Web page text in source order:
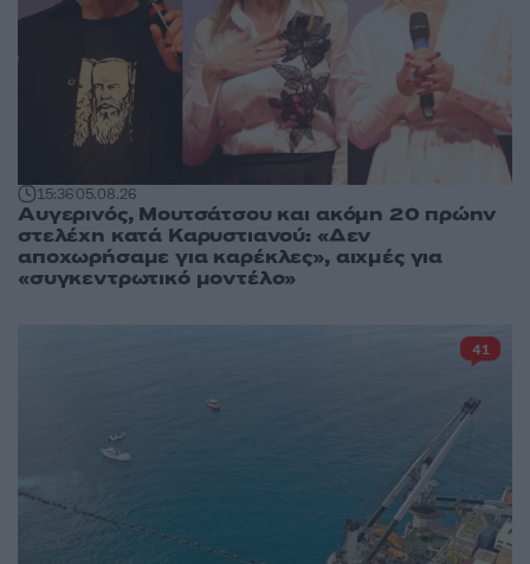
15:3605.08.26
Αυγερινός, Μουτσάτσου και ακόμη 20 πρώην
στελέχη κατά Καρυστιανού: «Δεν
αποχωρήσαμε για καρέκλες», αιχμές για
«συγκεντρωτικό μοντέλο»
41